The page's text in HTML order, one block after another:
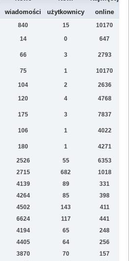
wiadomości
użytkownicy
online
840 15 10170
14 0 647
66 3 2793
75 1 10170
104 2 2636
120 4 4768
175 3 7837
106 1 4022
180 1 4271
2526 55 6353
2715 682 1018
4139 89 331
4264 85 398
4502 143 411
6624 117 441
4194 65 248
4405 64 256
3870 70
157